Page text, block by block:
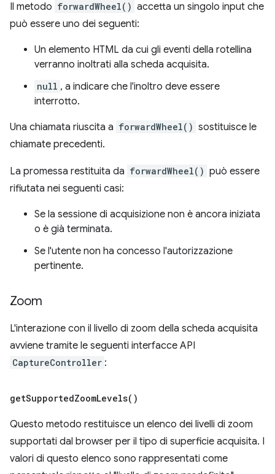
Il metodo forwardWheel() accetta un singolo input che
può essere uno dei seguenti:
Un elemento HTML da cui gli eventi della rotellina
verranno inoltrati alla scheda acquisita.
null , a indicare che l'inoltro deve essere
interrotto.
Una chiamata riuscita a forwardWheel() sostituisce le
chiamate precedenti.
La promessa restituita da forwardWheel() può essere
rifiutata nei seguenti casi:
Se la sessione di acquisizione non è ancora iniziata
o è già terminata.
Se l'utente non ha concesso l'autorizzazione
pertinente.
Zoom
L'interazione con il livello di zoom della scheda acquisita
avviene tramite le seguenti interfacce API
CaptureController :
getSupportedZoomLevels( )
Questo metodo restituisce un elenco dei livelli di zoom
supportati dal browser per il tipo di superficie acquisita. I
valori di questo elenco sono rappresentati come